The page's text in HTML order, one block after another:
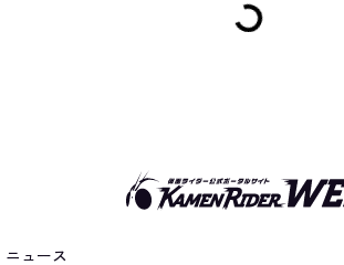
ニュース